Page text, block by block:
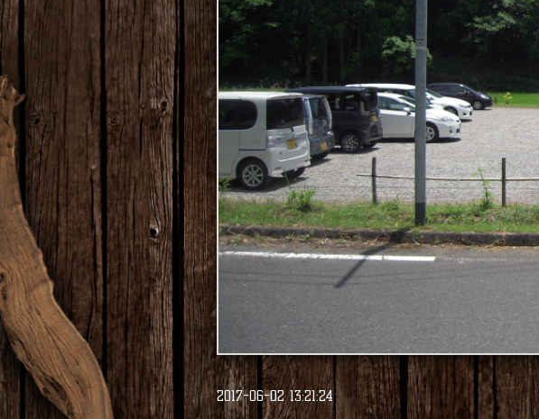
2017-06-02 13:21:24